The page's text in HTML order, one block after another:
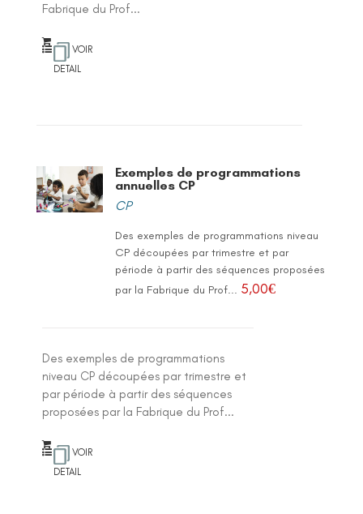
Fabrique du Prof...
VOIR
DETAIL
Exemples de programmations
annuelles CP
CP
Des exemples de programmations niveau
CP découpées par trimestre et par
période à partir des séquences proposées
par la Fabrique du Prof... 5,00€
Des exemples de programmations
niveau CP découpées par trimestre et
par période à partir des séquences
proposées par la Fabrique du Prof...
VOIR
DETAIL